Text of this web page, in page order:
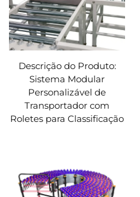
Descrição do Produto:
Sistema Modular
Personalizável de
Transportador com
Roletes para Classificação